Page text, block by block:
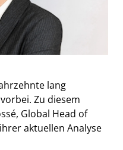
lang
Zu diesem
Global Head of
aktuellen Analyse